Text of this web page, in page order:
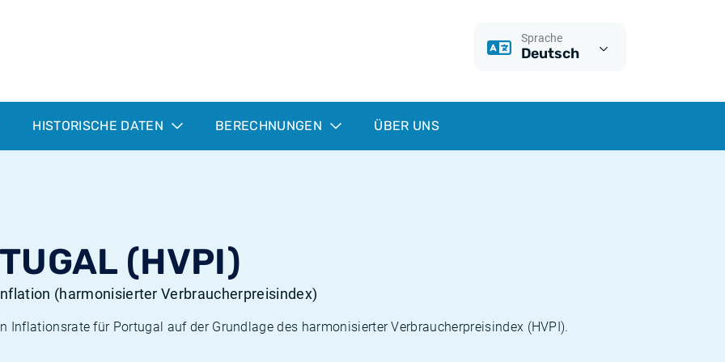
Sprache
Deutsch
HISTORISCHE DATEN BERECHNUNGEN ÜBER UNS
(HVPI)
(harmonisierter Verbraucherpreisindex)
Inflationsrate für Portugal auf der Grundlage des harmonisierter Verbraucherpreisindex (HVPI).